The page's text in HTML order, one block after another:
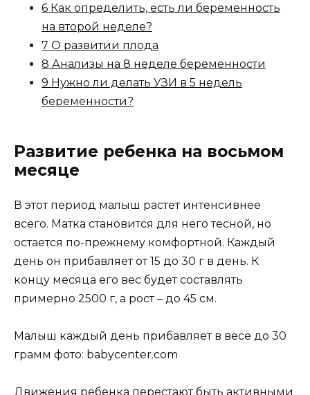
6 Как определить, есть ли беременность
на второй неделе?
7 О развитии плода
8 Анализы на 8 неделе беременности
9 Нужно ли делать УЗИ в 5 недель
беременности?
Развитие ребенка на восьмом
месяце
В этот период малыш растет интенсивнее
всего. Матка становится для него тесной, но
остается по-прежнему комфортной. Каждый
день он прибавляет от 15 до 30 г в день. К
концу месяца его вес будет составлять
примерно 2500 г, а рост – до 45 см.
Малыш каждый день прибавляет в весе до 30
грамм фото: babycenter.com
Движения ребенка перестают быть активными